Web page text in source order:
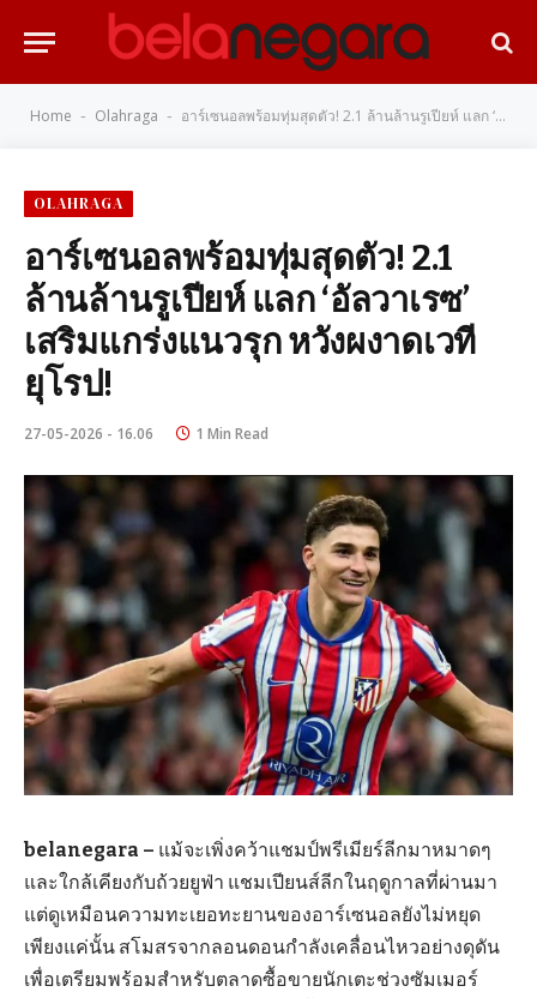
Home - Olahraga - อาร์เซนอลพร้อมทุ่มสุดตัว! 2.1 ล้านล้านรูเปียห์ แลก ‘อัลวาเรซ’ เสริมแกร่งแนวรุก หวังผงาดเวทียุโรป!
OLAHRAGA
อาร์เซนอลพร้อมทุ่มสุดตัว! 2.1
ล้านล้านรูเปียห์ แลก ‘อัลวาเรซ’
เสริมแกร่งแนวรุก หวังผงาดเวที
ยุโรป!
27-05-2026 - 16.06 1 Min Read
belanegara – แม้จะเพิ่งคว้าแชมป์พรีเมียร์ลีกมาหมาดๆ
และใกล้เคียงกับถ้วยยูฟ่า แชมเปียนส์ลีกในฤดูกาลที่ผ่านมา
แต่ดูเหมือนความทะเยอทะยานของอาร์เซนอลยังไม่หยุด
เพียงแค่นั้น สโมสรจากลอนดอนกำลังเคลื่อนไหวอย่างดุดัน
เพื่อเตรียมพร้อมสำหรับตลาดซื้อขายนักเตะช่วงซัมเมอร์